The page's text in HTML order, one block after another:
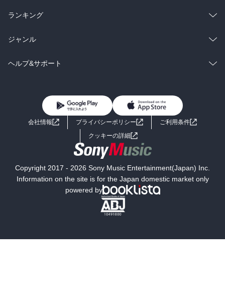
雑誌・グラビア
BL・TL
ラノベ
雑誌・グラビア
BL・TL
総合
ラノベ
雑誌・グラビア
ランキング
総合
ラノベ
ジャンル
コミック
ライトノベル 男子向けラノベ
小説
海外小説
ミステリー SF
文学
ヘルプ&サポート
よくあるご質問 お問い合わせ
会社情報 プライバシーポリシー
ご利用条件
クッキーの詳細
Copyright 2017 - 2026 Sony Music Entertainment(Japan) Inc.
Information on the site is for the Japan domestic market only
powered by